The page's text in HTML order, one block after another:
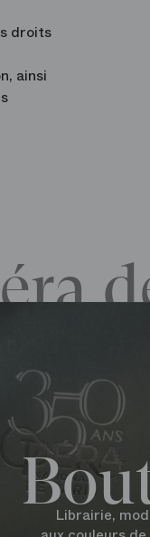
droits
ainsi
Librairie,